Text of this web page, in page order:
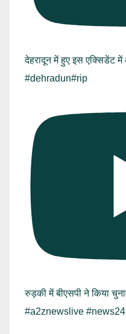
देहरादून में हुए इस एक्सिडेंट
#dehradun#rip
रुड़की में बीएसपी ने किया
#a2znewslive